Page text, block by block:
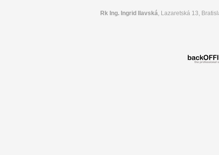
Rk Ing. Ingrid Ilavská, Lazaretská 13,